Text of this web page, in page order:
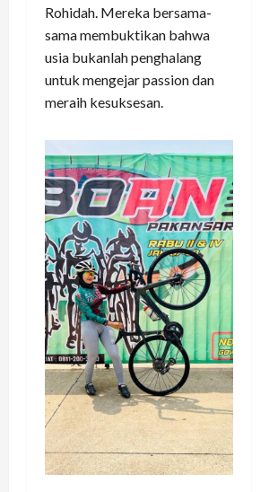
Rohidah. Mereka bersama-
sama membuktikan bahwa
usia bukanlah penghalang
untuk mengejar passion dan
meraih kesuksesan.